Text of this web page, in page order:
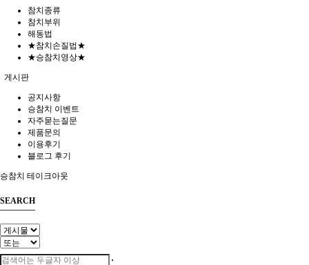
참치종류
참치부위
해동법
★참치손질법★
★승참치영상★
게시판
공지사항
승참치 이벤트
자주묻는질문
제품문의
이용후기
블로그 후기
승참치 테이크아웃
SEARCH